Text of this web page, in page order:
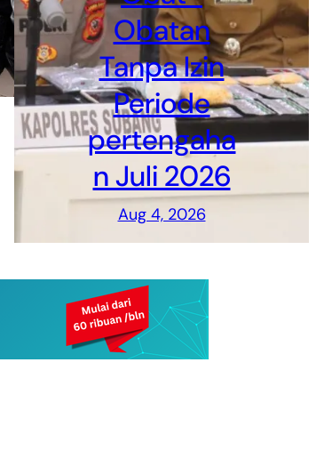
Obatan
Tanpa Izin
Periode
pertengaha
n Juli 2026
Aug 4, 2026